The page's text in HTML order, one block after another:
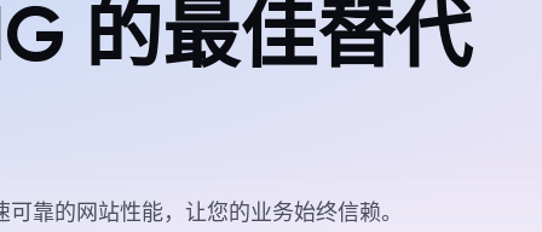
的最佳替代
靠的网站性能，让您的业务始终信赖。